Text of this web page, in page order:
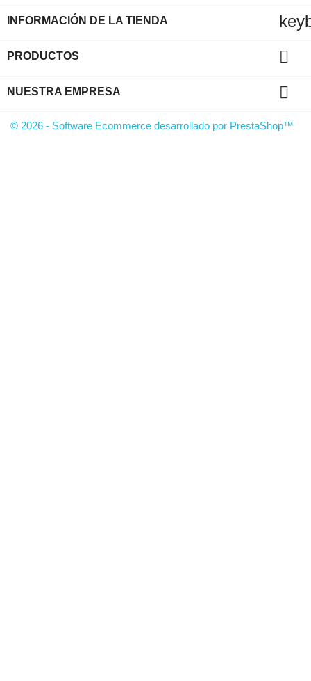
INFORMACIÓN DE LA TIENDA
PRODUCTOS 
NUESTRA EMPRESA 
© 2026 - Software Ecommerce desarrollado por PrestaShop™